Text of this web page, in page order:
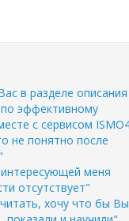
в разделе описания
эффективному
с сервисом
не понятно после
меня
отсутствует"
хочу что бы